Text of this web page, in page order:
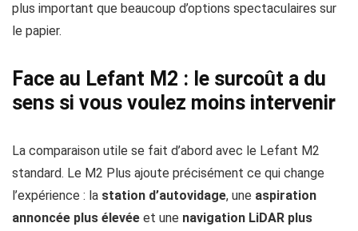
plus important que beaucoup d’options spectaculaires sur
le papier.
Face au Lefant M2 : le surcoût a du
sens si vous voulez moins intervenir
La comparaison utile se fait d’abord avec le Lefant M2
standard. Le M2 Plus ajoute précisément ce qui change
l’expérience : la station d’autovidage, une aspiration
annoncée plus élevée et une navigation LiDAR plus